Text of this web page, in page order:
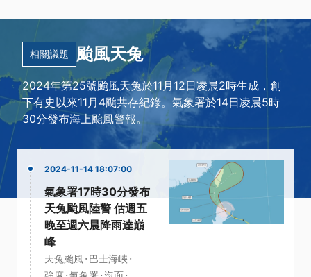
相關議題 颱風天兔
2024年第25號颱風天兔於11月12日凌晨2時生成，創
下有史以來11月4颱共存紀錄。氣象署於14日凌晨5時
30分發布海上颱風警報。
2024-11-14 18:07:00
氣象署17時30分發布
天兔颱風陸警 估週五
晚至週六晨降雨達巔
峰
天兔颱風· 巴士海峽 ·